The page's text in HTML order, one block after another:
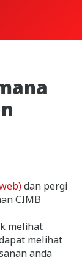
dan pergi
CIMB
melihat
melihat
anda